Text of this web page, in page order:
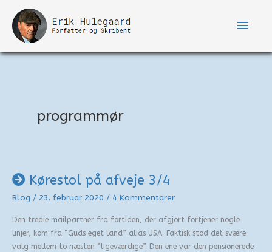
indholdet
programmør
Kørestol på afveje 3/4
Blog / 23. februar 2020 / 4 Kommentarer
Den tredie mailpartner fra fortiden, der afgjort fortjener nogle
linjer, kom fra “Guds eget land” alias USA. Faktisk stod det svære
valg mellem to næsten “ligeværdige”. Den ene var den pensionerede